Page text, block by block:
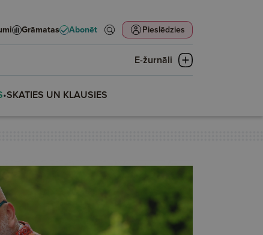
Grāmatas Abonēt Pieslēdzies
E-žurnāli
•SKATIES UN KLAUSIES